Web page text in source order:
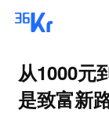
从1000元
是致富新